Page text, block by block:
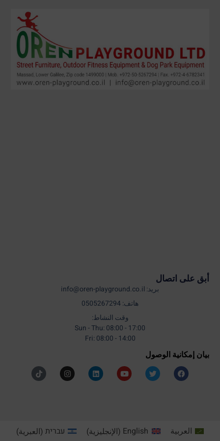
أبق على اتصال
بريد: info@oren-playground.co.il
هاتف: 0505267294
وقت النشاط:
Sun - Thu: 08:00 - 17:00
Fri: 08:00 - 14:00
بيان إمكانية الوصول
العربية English
(الإنجليزية) עברית (العبرية)